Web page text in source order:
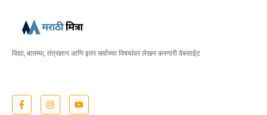
विद्या, बातम्या, तंत्रज्ञान आणि इतर सर्वांच्या विषयांवर लेखन करणारी वेबसाईट